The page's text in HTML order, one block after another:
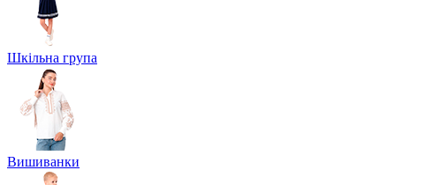
Шкільна група
Вишиванки